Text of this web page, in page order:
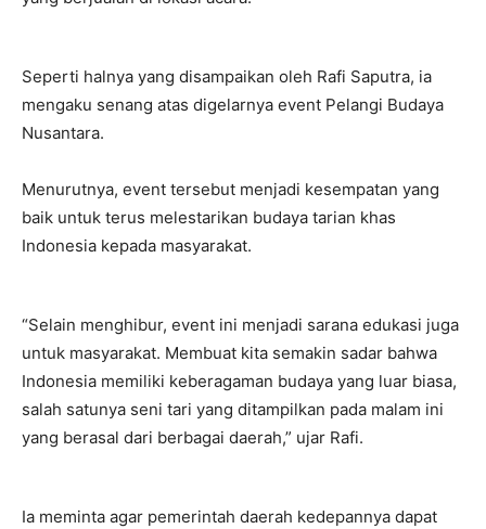
Seperti halnya yang disampaikan oleh Rafi Saputra, ia
mengaku senang atas digelarnya event Pelangi Budaya
Nusantara.
Menurutnya, event tersebut menjadi kesempatan yang
baik untuk terus melestarikan budaya tarian khas
Indonesia kepada masyarakat.
“Selain menghibur, event ini menjadi sarana edukasi juga
untuk masyarakat. Membuat kita semakin sadar bahwa
Indonesia memiliki keberagaman budaya yang luar biasa,
salah satunya seni tari yang ditampilkan pada malam ini
yang berasal dari berbagai daerah,” ujar Rafi.
Ia meminta agar pemerintah daerah kedepannya dapat